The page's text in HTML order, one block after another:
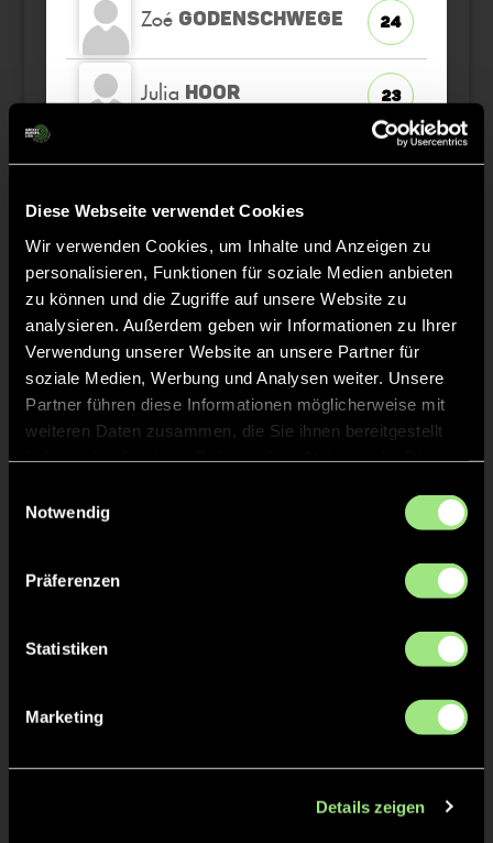
Diese Webseite verwendet Cookies
Wir verwenden Cookies, um Inhalte und Anzeigen zu
personalisieren, Funktionen für soziale Medien anbieten
zu können und die Zugriffe auf unsere Website zu
analysieren. Außerdem geben wir Informationen zu Ihrer
Verwendung unserer Website an unsere Partner für
soziale Medien, Werbung und Analysen weiter. Unsere
Partner führen diese Informationen möglicherweise mit
weiteren Daten zusammen, die Sie ihnen bereitgestellt
Notwendig
Präferenzen
Statistiken
Marketing
Details zeigen
Zoé GODENSCHWEGE 24
Julia HOOR 23
16
TW
1
Lilli RÖHRDANZ
TW = Torwart & ETW = Ersatztorwart, K = Kapitän
Tore & Karten